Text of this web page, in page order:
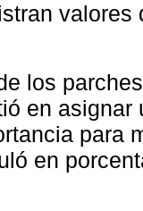
valores
los
en
para
en